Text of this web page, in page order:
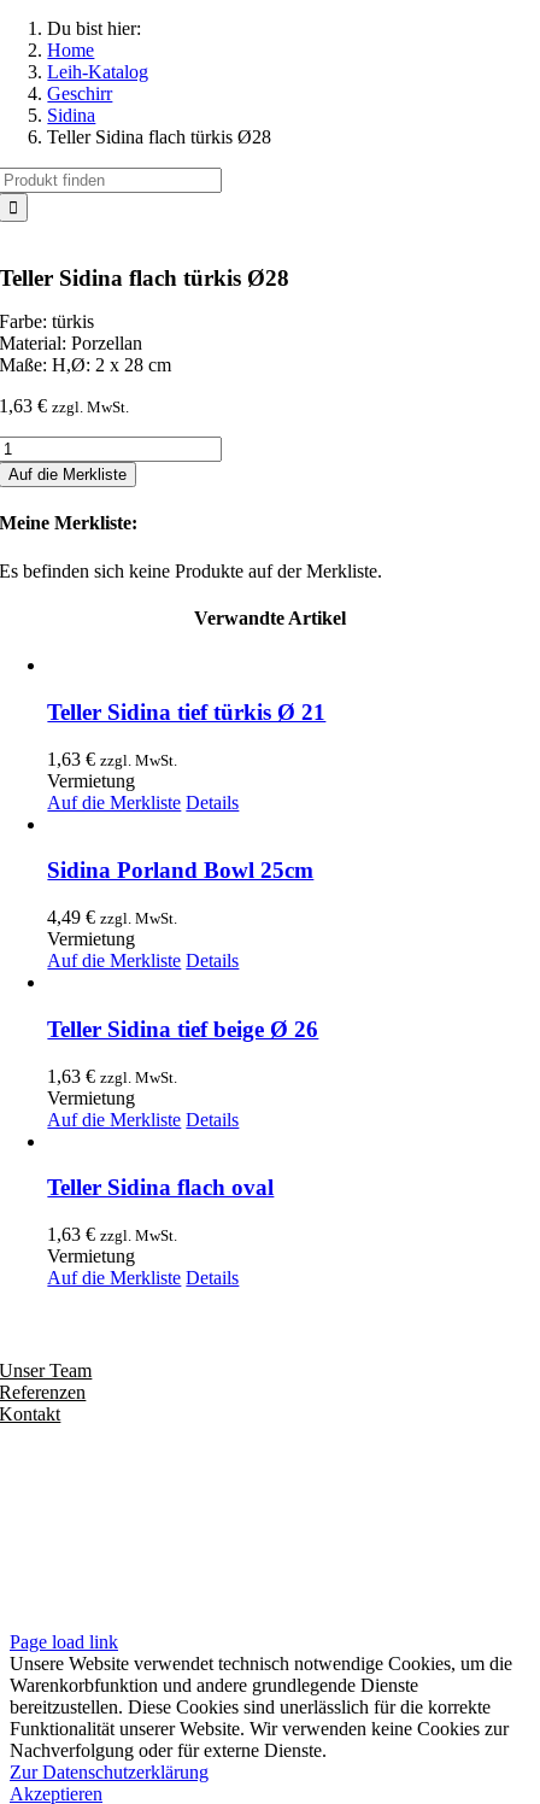
Du bist hier:
Home
Leih-Katalog
Geschirr
Sidina
Teller Sidina flach türkis Ø28
Teller Sidina flach türkis Ø28
Farbe: türkis
Material: Porzellan
Maße: H,Ø: 2 x 28 cm
1,63€ zzgl. MwSt.
Auf die Merkliste
Meine Merkliste:
Es befinden sich keine Produkte auf der Merkliste.
Verwandte Artikel
Teller Sidina tief türkis Ø 21
1,63€ zzgl. MwSt.
Vermietung
Auf die Merkliste Details
Sidina Porland Bowl 25cm
4,49€ zzgl. MwSt.
Vermietung
Auf die Merkliste Details
Teller Sidina tief beige Ø 26
1,63€ zzgl. MwSt.
Vermietung
Auf die Merkliste Details
Teller Sidina flach oval
1,63€ zzgl. MwSt.
Vermietung
Auf die Merkliste Details
Unser Team
Referenzen
Kontakt
Page load link
Unsere Website verwendet technisch notwendige Cookies, um die
Warenkorbfunktion und andere grundlegende Dienste
bereitzustellen. Diese Cookies sind unerlässlich für die korrekte
Funktionalität unserer Website. Wir verwenden keine Cookies zur
Nachverfolgung oder für externe Dienste.
Zur Datenschutzerklärung
Akzeptieren